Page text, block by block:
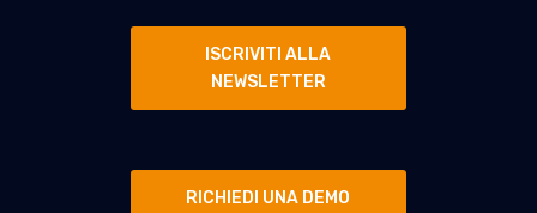
ISCRIVITI ALLA
NEWSLETTER
RICHIEDI UNA DEMO